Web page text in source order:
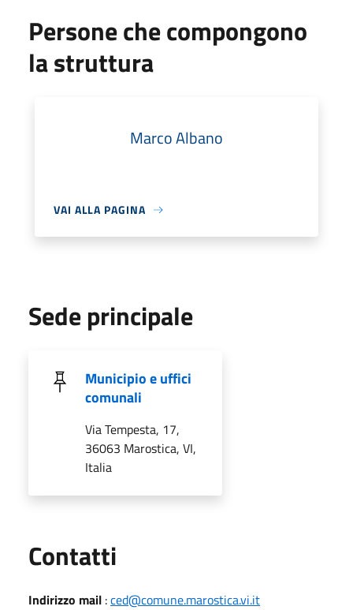
Persone che compongono
la struttura
Marco Albano
VAI ALLA PAGINA
Sede principale
Municipio e uffici
comunali
Via Tempesta, 17,
36063 Marostica, VI,
Italia
Contatti
Indirizzo mail :ced@comune.marostica.vi.it